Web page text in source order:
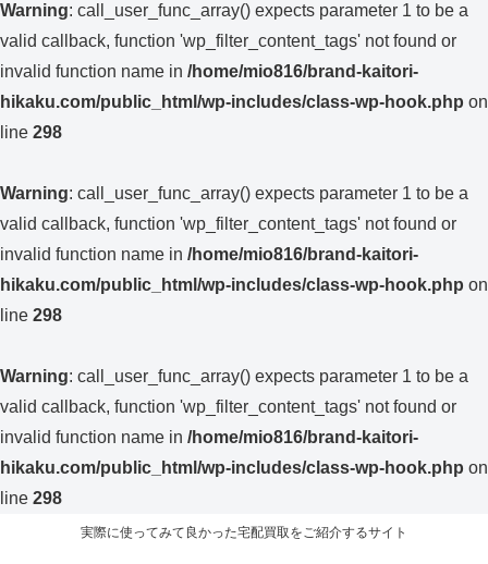
Warning: call_user_func_array() expects parameter 1 to be a
valid callback, function 'wp_filter_content_tags' not found or
invalid function name in /home/mio816/brand-kaitori-
hikaku.com/public_html/wp-includes/class-wp-hook.php on
line 298
Warning: call_user_func_array() expects parameter 1 to be a
valid callback, function 'wp_filter_content_tags' not found or
invalid function name in /home/mio816/brand-kaitori-
hikaku.com/public_html/wp-includes/class-wp-hook.php on
line 298
Warning: call_user_func_array() expects parameter 1 to be a
valid callback, function 'wp_filter_content_tags' not found or
invalid function name in /home/mio816/brand-kaitori-
hikaku.com/public_html/wp-includes/class-wp-hook.php on
line 298
実際に使ってみて良かった宅配買取をご紹介するサイト